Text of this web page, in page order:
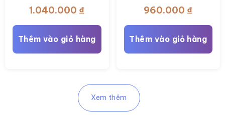
1.040.000 ₫
Thêm vào giỏ hàng
960.000 ₫
Thêm vào giỏ hàng
Xem thêm